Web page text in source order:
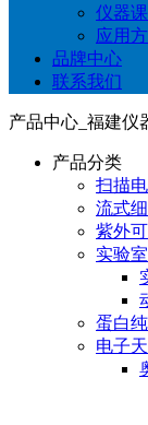
仪器
应用
品牌中心
联系我们
产品中心_福建仪
产品分类
扫描
流式
紫外
实验
蛋白
电子